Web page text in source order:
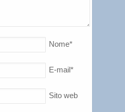
Nome*
E-mail*
Sito web